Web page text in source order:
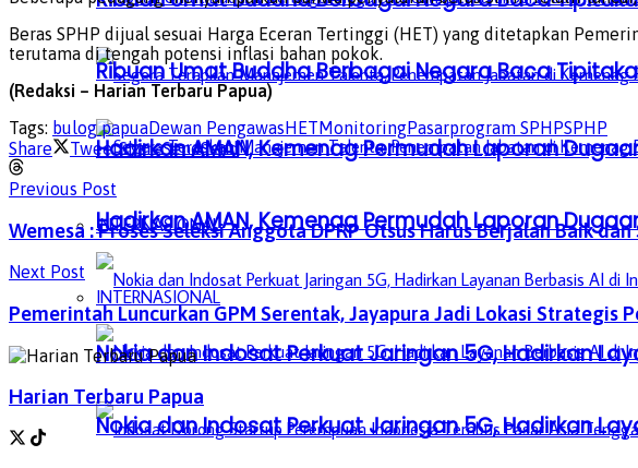
Hadirkan AMAN, Kemenag Permudah Laporan
INTERNASIONAL
Nokia dan Indosat Perkuat Jaringan 5G, Hadirkan
Ribuan Umat Buddha Berbagai Negara Baca
Hadirkan AMAN, Kemenag Permudah Laporan
INTERNASIONAL
Nokia dan Indosat Perkuat Jaringan 5G, Hadirkan
Beras SPHP dijual sesuai Harga Eceran Tertinggi (HET) yang ditetapkan
terutama di tengah potensi inflasi bahan pokok.
(Redaksi – Harian Terbaru Papua)
Tags: bulog papuaDewan PengawasHETMonitoringPasarprogram SPHPSPHP
Share
TweetShareSendSend
Previous Post
Wemesa : Proses Seleksi Anggota DPRP Otsus Harus Berjalan Baik dan
Next Post
Pemerintah Luncurkan GPM Serentak, Jayapura Jadi Lokasi Strategis
Harian Terbaru Papua